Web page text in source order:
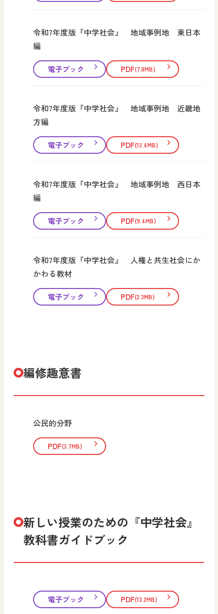
令和7年度版『中学社会』 地域事例地 東日本
編
電子ブック PDF(7.8MB)
令和7年度版『中学社会』 地域事例地 近畿地
方編
電子ブック PDF(12.4MB)
令和7年度版『中学社会』 地域事例地 西日本
編
電子ブック PDF(9.4MB)
令和7年度版『中学社会』 人権と共生社会にか
かわる教材
電子ブック PDF(2.3MB)
編修趣意書
公民的分野
PDF(3.7MB)
新しい授業のための『中学社会』
教科書ガイドブック
電子ブック PDF(13.2MB)